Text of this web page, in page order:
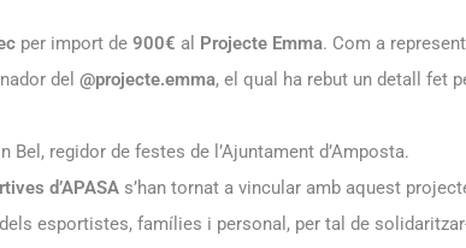
per import de 900€ al Projecte Emma. Com a
del @projecte.emma, el qual ha rebut un detall fet
regidor de festes de l’Ajuntament d’Amposta.
d’APASA s’han tornat a vincular amb aquest
esportistes, famílies i personal, per tal de